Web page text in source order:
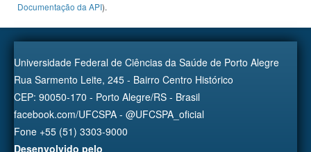
Documentação da API).
Universidade Federal de Ciências da Saúde de Porto Alegre
Rua Sarmento Leite, 245 - Bairro Centro Histórico
CEP: 90050-170 - Porto Alegre/RS - Brasil
facebook.com/UFCSPA - @UFCSPA_oficial
Fone +55 (51) 3303-9000
Desenvolvido pelo